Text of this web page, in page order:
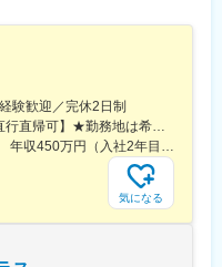
社者と5日間の集合研修
援プログラムで、所長や先輩
がら段階を踏んでスキルUP
部スタッフによる定期面談
合い方や提案力がキャリアに
験歓迎／完休2日制
【全国27都府県／原則転勤なし／直行直帰可】★勤務地は希望を考慮★拠点により車通勤OK※充足状況により、ご希望の勤務地での募集が終了している場合があります。※転居を伴う転勤の有無は、半年ごとに希望を伺い、選択いただけます。■東北■・宮城県（仙台市）■関東■・東京都（東京23区など）・神奈川県（横浜市など）・埼玉県（さいたま市など）・千葉県（千葉市など）・茨城県（水戸市）・栃木県（宇都宮市／足利市）・群馬県（前橋市）■東海■・愛知県（名古屋市／豊田市／豊橋市／小牧市）・静岡県（静岡市／浜松市／沼津市／焼津市／富士市）・岐阜県（岐阜市）・三重県（四日市市）■信越・北陸■・長野県（長野市）・山梨県（甲府市）・石川県（金沢市）・富山県（富山市）・福井県（福井市）■関西■・大阪府・兵庫県（神戸市／尼崎市／姫路市）・京都府（京都市）・奈良県（奈良市／天理市）・滋賀県（大津市／彦根市）・和歌山県（和歌山市／田辺市）■中国■・広島県（広島市）・岡山県（岡山市）■四国■・香川県（高松市）■九州■・福岡県（福岡市）
年収535万円（入社3年目／29歳） 年収450万円（入社2年目／26歳）
気になる